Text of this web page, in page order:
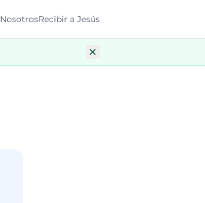
NosotrosRecibir a Jesús